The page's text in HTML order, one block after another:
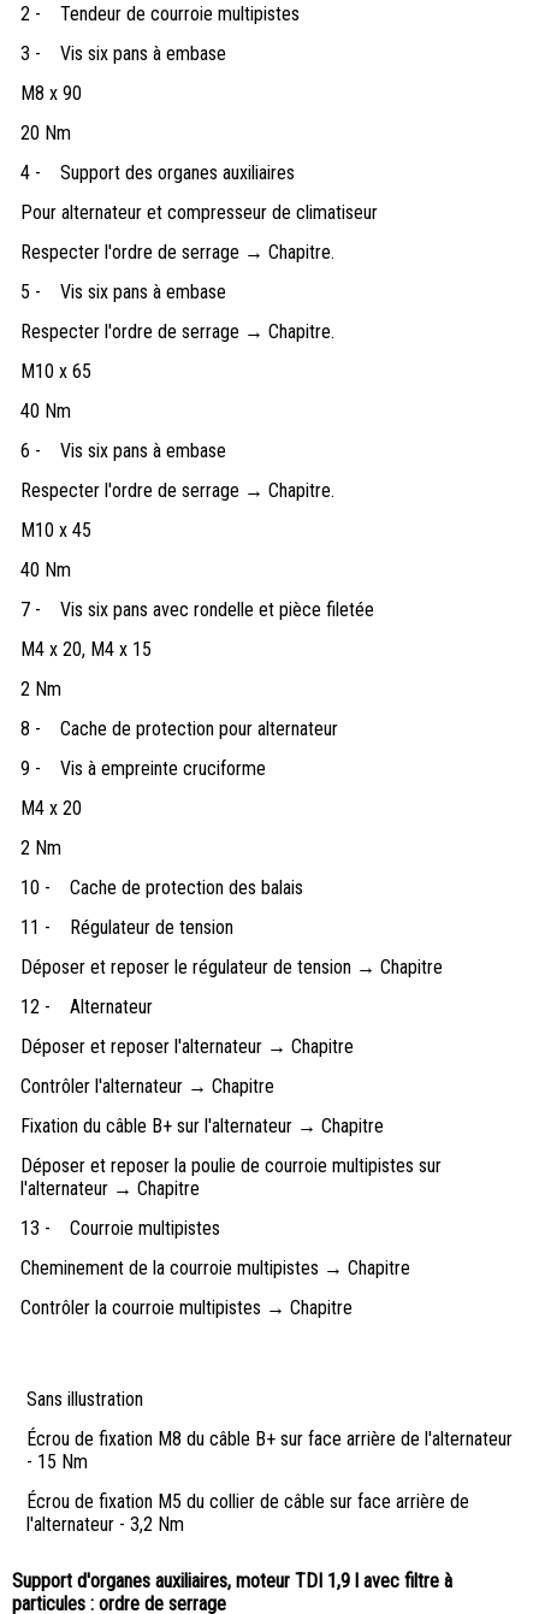
2 -
Tendeur de courroie multipistes
3 -
Vis six pans à embase
M8 x 90
20 Nm
4 -
Support des organes auxiliaires
Pour alternateur et compresseur de climatiseur
Respecter l'ordre de serrage → Chapitre.
5 -
Vis six pans à embase
Respecter l'ordre de serrage → Chapitre.
M10 x 65
40 Nm
6 -
Vis six pans à embase
Respecter l'ordre de serrage → Chapitre.
M10 x 45
40 Nm
7 -
Vis six pans avec rondelle et pièce filetée
M4 x 20, M4 x 15
2 Nm
8 -
Cache de protection pour alternateur
9 -
Vis à empreinte cruciforme
M4 x 20
2 Nm
10 -
Cache de protection des balais
11 -
Régulateur de tension
Déposer et reposer le régulateur de tension → Chapitre
12 -
Alternateur
Déposer et reposer l'alternateur → Chapitre
Contrôler l'alternateur → Chapitre
Fixation du câble B+ sur l'alternateur → Chapitre
Déposer et reposer la poulie de courroie multipistes sur
l'alternateur → Chapitre
13 -
Courroie multipistes
Cheminement de la courroie multipistes → Chapitre
Contrôler la courroie multipistes → Chapitre
Sans illustration
Écrou de fixation M8 du câble B+ sur face arrière de l'alternateur
- 15 Nm
Écrou de fixation M5 du collier de câble sur face arrière de
l'alternateur - 3,2 Nm
Support d'organes auxiliaires, moteur TDI 1,9 l avec filtre à
particules : ordre de serrage